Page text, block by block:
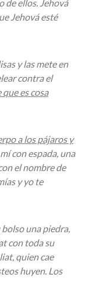
de ellos. Jehová
Jehová esté
y las mete en
contra el
es cosa
a los pájaros y
con espada, una
el nombre de
y yo te
una piedra,
con toda su
quien cae
huyen. Los